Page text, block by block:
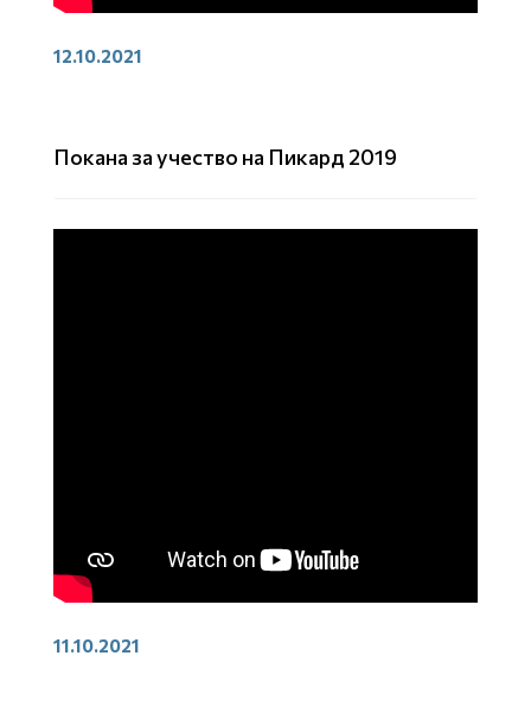
12.10.2021
Покана за учество на Пикард 2019
11.10.2021